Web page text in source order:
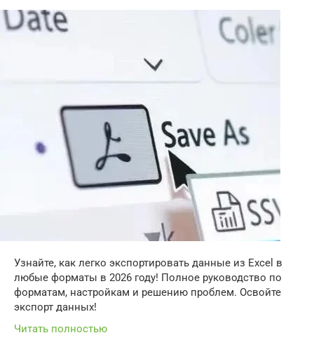
Узнайте, как легко экспортировать данные из Excel в
любые форматы в 2026 году! Полное руководство по
форматам, настройкам и решению проблем. Освойте
экспорт данных!
Читать полностью